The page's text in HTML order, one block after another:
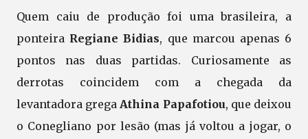
Quem caiu de produção foi uma brasileira, a
ponteira Regiane Bidias, que marcou apenas 6
pontos nas duas partidas. Curiosamente as
derrotas coincidem com a chegada da
levantadora gregaAthina Papafotiou, que deixou
o Conegliano por lesão (mas já voltou a jogar, o